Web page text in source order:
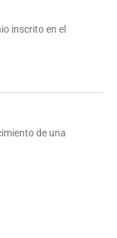
inscrito en el
de una